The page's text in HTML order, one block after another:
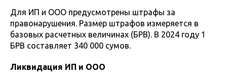
Для ИП и ООО предусмотрены штрафы за
правонарушения. Размер штрафов измеряется в
базовых расчетных величинах (БРВ). В 2024 году 1
БРВ составляет 340 000 сумов.
Ликвидация ИП и ООО